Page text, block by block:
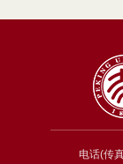
电话(传